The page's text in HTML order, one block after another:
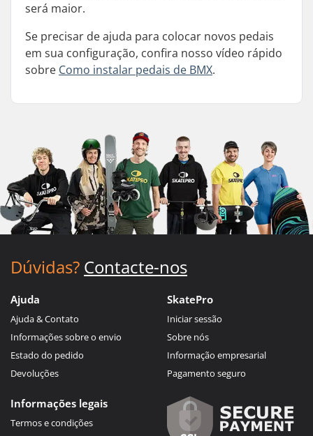
será maior.
Se precisar de ajuda para colocar novos pedais
em sua configuração, confira nosso vídeo rápido
sobre Como instalar pedais de BMX.
Dúvidas? Contacte-nos
Ajuda
Ajuda & Contato
Informações sobre o envio
Estado do pedido
Devoluções
SkatePro
Iniciar sessão
Sobre nós
Informação empresarial
Pagamento seguro
Informações legais
Termos e condições